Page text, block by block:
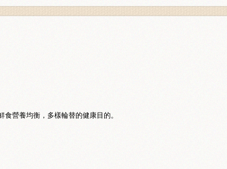
營養均衡，多樣輪替的健康目的。